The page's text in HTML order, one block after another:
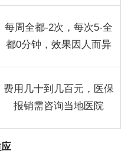
每周全都-2次，每次5-全
都0分钟，效果因人而异
费用几十到几百元，医保
报销需咨询当地医院